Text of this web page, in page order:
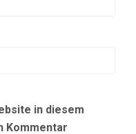
in diesem
Kommentar